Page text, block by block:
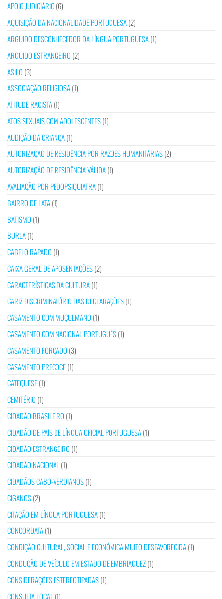
APOIO JUDICIÁRIO (6)
AQUISIÇÃO DA NACIONALIDADE PORTUGUESA(2)
ARGUIDO DESCONHECEDOR DA LÍNGUA PORTUGUESA(1)
ARGUIDO ESTRANGEIRO (2)
ASILO (3)
ASSOCIAÇÃO RELIGIOSA(1)
ATITUDE RACISTA(1)
ATOS SEXUAIS COM ADOLESCENTES(1)
AUDIÇÃO DA CRIANÇA(1)
AUTORIZAÇÃO DE RESIDÊNCIA POR RAZÕES HUMANITÁRIAS(2)
AUTORIZAÇÃO DE RESIDÊNCIA VÁLIDA(1)
AVALIAÇÃO POR PEDOPSIQUIATRA(1)
BAIRRO DE LATA(1)
BATISMO (1)
BURLA(1)
CABELO RAPADO (1)
CAIXA GERAL DE APOSENTAÇÕES(2)
CARACTERÍSTICAS DA CULTURA(1)
CARIZ DISCRIMINATÓRIO DAS DECLARAÇÕES(1)
CASAMENTO COM MUÇULMANO (1)
CASAMENTO COM NACIONAL PORTUGUÊS(1)
CASAMENTO FORÇADO (3)
CASAMENTO PRECOCE(1)
CATEQUESE(1)
CEMITÉRIO (1)
CIDADÃO BRASILEIRO (1)
CIDADÃO DE PAÍS DE LÍNGUA OFICIAL PORTUGUESA(1)
CIDADÃO ESTRANGEIRO (1)
CIDADÃO NACIONAL (1)
CIDADÃOS CABO-VERDIANOS(1)
CIGANOS(2)
CITAÇÃO EM LÍNGUA PORTUGUESA(1)
CONCORDATA(1)
CONDIÇÃO CULTURAL, SOCIAL E ECONÓMICA MUITO DESFAVORECIDA(1)
CONDUÇÃO DE VEÍCULO EM ESTADO DE EMBRIAGUEZ(1)
CONSIDERAÇÕES ESTEREOTIPADAS(1)
CONSULTA LOCAL (1)